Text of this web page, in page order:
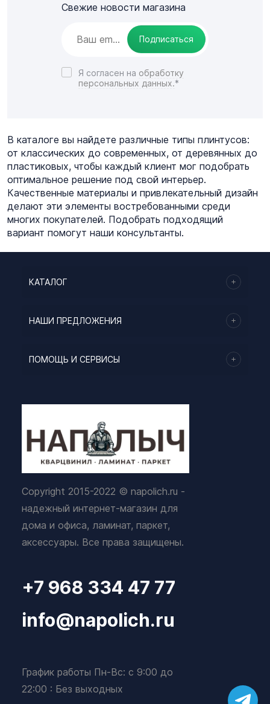
Свежие новости магазина
Подписаться
Я согласен на обработку
персональных данных.*
В каталоге вы найдете различные типы плинтусов:
от классических до современных, от деревянных до
пластиковых, чтобы каждый клиент мог подобрать
оптимальное решение под свой интерьер.
Качественные материалы и привлекательный дизайн
делают эти элементы востребованными среди
многих покупателей. Подобрать подходящий
вариант помогут наши консультанты.
КАТАЛОГ
НАШИ ПРЕДЛОЖЕНИЯ
ПОМОЩЬ И СЕРВИСЫ
Copyright 2015-2022 © napolich.ru -
надежный интернет-магазин для
дома и офиса, ламинат, паркет,
аксессуары. Все права защищены.
+7 968 334 47 77
info@napolich.ru
График работы Пн-Вс: с 9:00 до
22:00 : Без выходных